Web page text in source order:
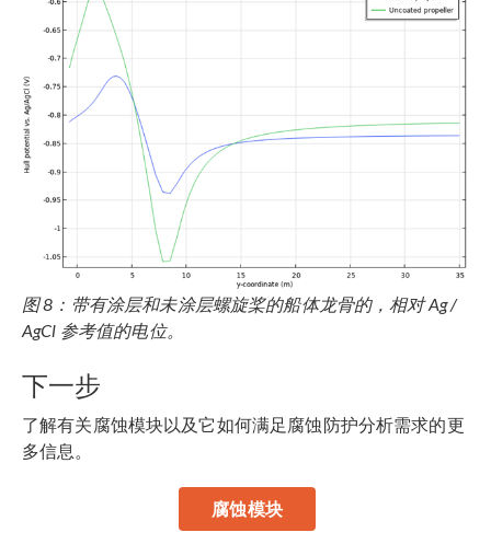
图 8：带有涂层和未涂层螺旋桨的船体龙骨的，相对 Ag /
AgCl 参考值的电位。
下一步
了解有关腐蚀模块以及它如何满足腐蚀防护分析需求的更
多信息。
腐蚀模块